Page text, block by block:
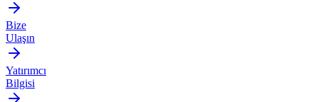
Bize
Ulaşın
Yatırımcı
Bilgisi